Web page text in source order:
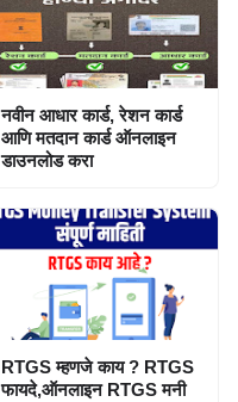
नवीन आधार कार्ड, रेशन कार्ड
आणि मतदान कार्ड ऑनलाइन
डाउनलोड करा
RTGS म्हणजे काय ? RTGS
फायदे,ऑनलाइन RTGS मनी
ट्रान्सफर